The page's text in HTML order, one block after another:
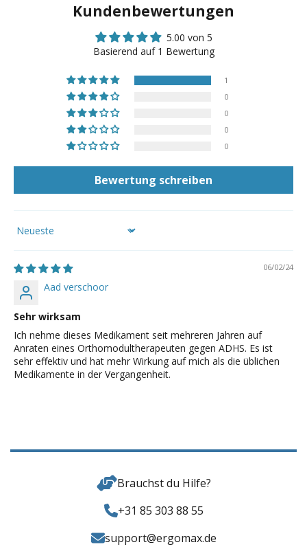
Kundenbewertungen
5.00 von 5
Basierend auf 1 Bewertung
1
0
0
0
0
Bewertung schreiben
Sort by
06/02/24
Aad verschoor
Sehr wirksam
Ich nehme dieses Medikament seit mehreren Jahren auf
Anraten eines Orthomodultherapeuten gegen ADHS. Es ist
sehr effektiv und hat mehr Wirkung auf mich als die üblichen
Medikamente in der Vergangenheit.
Brauchst du Hilfe?
+31 85 303 88 55
support@ergomax.de